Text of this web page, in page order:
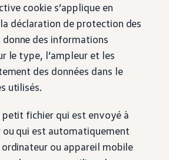
et prestations spéciales
recharge et énergie
d’autonomie
de temps de recharge
de coûts
cookie s’applique en
déclaration de protection des
des informations
le type, l’ampleur et les
des données dans le
utilisés.
petit fichier qui est envoyé à
qui est automatiquement
ou appareil mobile